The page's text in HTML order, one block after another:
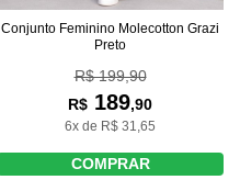
Conjunto Feminino Molecotton Grazi
Preto
R$ 199,90
R$ 189,90
6x de R$ 31,65
COMPRAR